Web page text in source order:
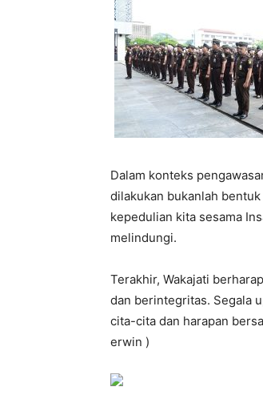
Dalam konteks
dilakukan bukanlah
kepedulian kita sesama
melindungi.
Terakhir, Wakajati
dan berintegritas. Segala
cita-cita dan harapan
erwin )